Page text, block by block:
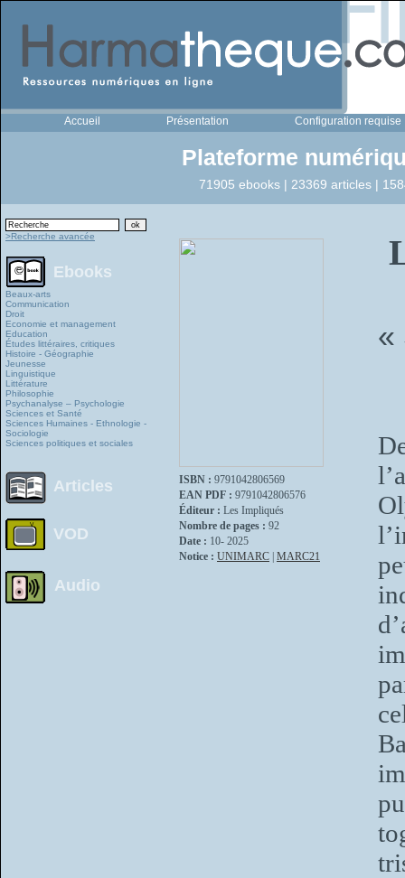
Accueil Présentation Configuration requise
Plateforme
71905 ebooks | 23369 articles |
>Recherche avancée
Ebooks
Beaux-arts
Communication
Droit
Economie et management
Education
Études littéraires, critiques
Histoire - Géographie
Jeunesse
Linguistique
Littérature
Philosophie
Psychanalyse – Psychologie
Sciences et Santé
Sciences Humaines - Ethnologie -
Sociologie
Sciences politiques et sociales
Articles
VOD
Audio
ISBN : 9791042806569
EAN PDF : 9791042806576
Éditeur : Les Impliqués
Nombre de pages : 92
Date : 10- 2025
Notice : UNIMARC MARC21
«